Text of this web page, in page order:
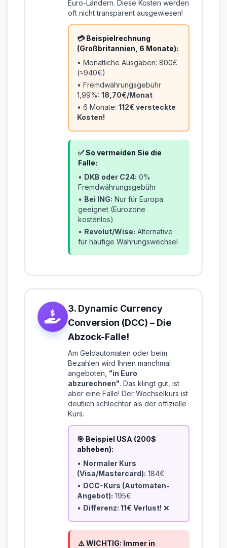
Euro-Ländern. Diese Kosten werden
oft nicht transparent ausgewiesen!
💳 Beispielrechnung
(Großbritannien, 6 Monate):
• Monatliche Ausgaben: 800£
(≈940€)
• Fremdwährungsgebühr
1,99%: 18,70€/Monat
• 6 Monate: 112€ versteckte
Kosten!
✅ So vermeiden Sie die
Falle:
• DKB oder C24: 0%
Fremdwährungsgebühr
• Bei ING: Nur für Europa
geeignet (Eurozone
kostenlos)
• Revolut/Wise: Alternative
für häufige Währungswechsel
3. Dynamic Currency
Conversion (DCC) – Die
Abzock-Falle!
Am Geldautomaten oder beim
Bezahlen wird Ihnen manchmal
angeboten, "in Euro
abzurechnen". Das klingt gut, ist
aber eine Falle! Der Wechselkurs ist
deutlich schlechter als der offizielle
Kurs.
🎯 Beispiel USA (200$
abheben):
• Normaler Kurs
(Visa/Mastercard): 184€
• DCC-Kurs (Automaten-
Angebot): 195€
• Differenz: 11€ Verlust! ❌
⚠️ WICHTIG: Immer in